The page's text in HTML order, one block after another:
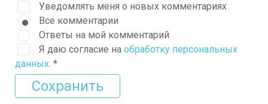
Уведомлять меня о новых комментариях
Все комментарии
Ответы на мой комментарий
Я даю согласие на обработку персональных
данных. *